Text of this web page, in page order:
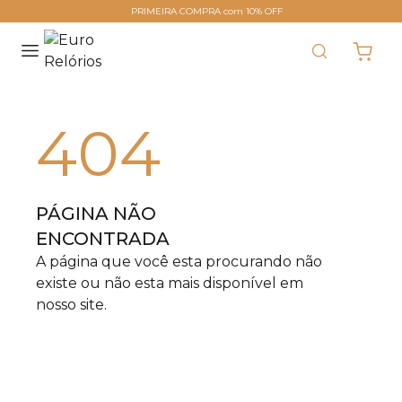
PRIMEIRA COMPRA com 10% OFF
404
PÁGINA NÃO
ENCONTRADA
A página que você esta procurando não
existe ou não esta mais disponível em
nosso site.